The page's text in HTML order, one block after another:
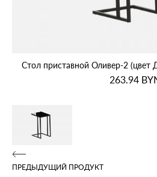
Стол приставной Оливер‑2
263.94
ПРЕДЫДУЩИЙ ПРОДУКТ